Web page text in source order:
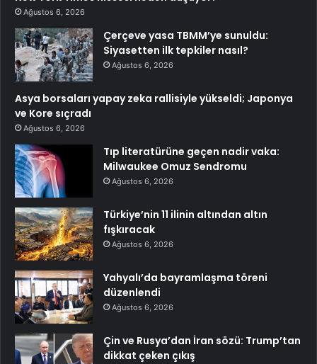
Ağustos 6, 2026
Çerçeve yasa TBMM’ye sunuldu:
Siyasetten ilk tepkiler nasıl?
Ağustos 6, 2026
Asya borsaları yapay zeka rallisiyle yükseldi; Japonya
ve Kore sıçradı
Ağustos 6, 2026
Tıp literatürüne geçen nadir vaka:
Milwaukee Omuz Sendromu
Ağustos 6, 2026
Türkiye’nin 11 ilinin altından altın
fışkıracak
Ağustos 6, 2026
Yahyalı’da bayramlaşma töreni
düzenlendi
Ağustos 6, 2026
Çin ve Rusya’dan İran sözü: Trump’tan
dikkat çeken çıkış